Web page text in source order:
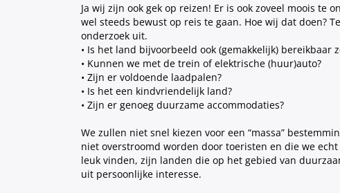
Ja wij zijn ook gek op reizen! Er is ook zoveel moois te
wel steeds bewust op reis te gaan. Hoe wij dat doen?
onderzoek uit.
• Is het land bijvoorbeeld ook (gemakkelijk) bereikbaar
• Kunnen we met de trein of elektrische (huur)auto?
• Zijn er voldoende laadpalen?
• Is het een kindvriendelijk land?
• Zijn er genoeg duurzame accommodaties?
We zullen niet snel kiezen voor een “massa”
niet overstroomd worden door toeristen en die we
leuk vinden, zijn landen die op het gebied van
uit persoonlijke interesse.